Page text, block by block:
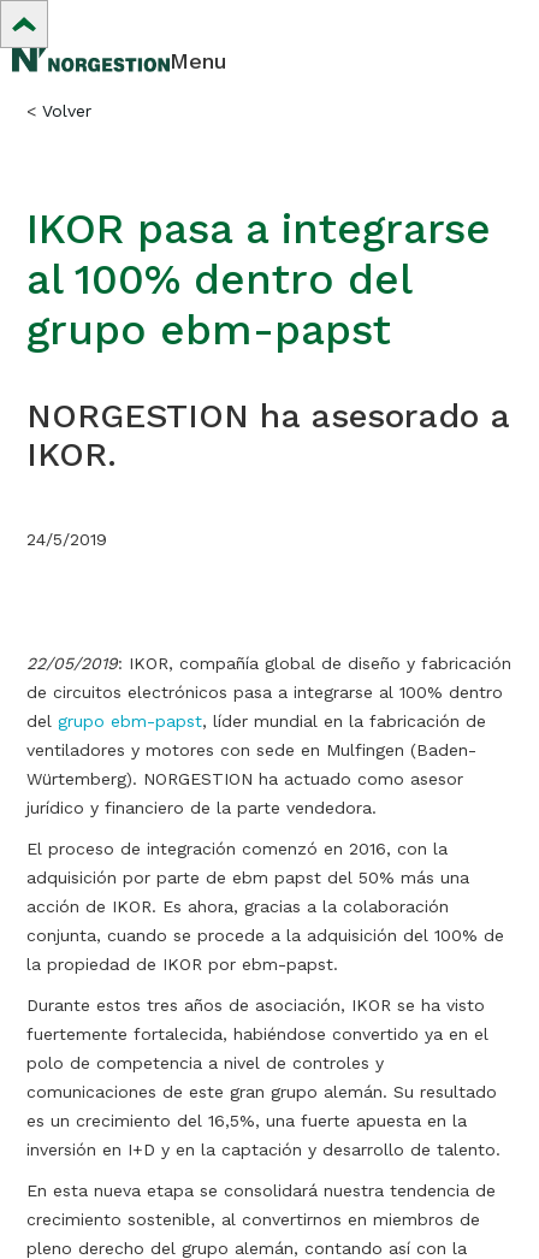
Menu
< Volver
IKOR pasa a integrarse
al 100% dentro del
grupo ebm-papst
NORGESTION ha asesorado a
IKOR.
24/5/2019
22/05/2019: IKOR, compañía global de diseño y fabricación
de circuitos electrónicos pasa a integrarse al 100% dentro
delgrupo ebm-papst, líder mundial en la fabricación de
ventiladores y motores con sede en Mulfingen (Baden-
Würtemberg). NORGESTION ha actuado como asesor
jurídico y financiero de la parte vendedora.
El proceso de integración comenzó en 2016, con la
adquisición por parte de ebm papst del 50% más una
acción de IKOR. Es ahora, gracias a la colaboración
conjunta, cuando se procede a la adquisición del 100% de
la propiedad de IKOR por ebm-papst.
Durante estos tres años de asociación, IKOR se ha visto
fuertemente fortalecida, habiéndose convertido ya en el
polo de competencia a nivel de controles y
comunicaciones de este gran grupo alemán. Su resultado
es un crecimiento del 16,5%, una fuerte apuesta en la
inversión en I+D y en la captación y desarrollo de talento.
En esta nueva etapa se consolidará nuestra tendencia de
crecimiento sostenible, al convertirnos en miembros de
pleno derecho del grupo alemán, contando así con la